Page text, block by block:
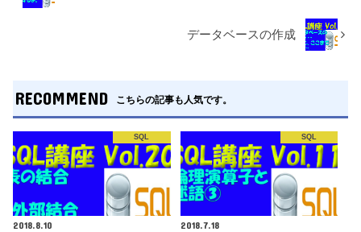
データベースの作成
RECOMMEND こちらの記事も人気です。
SQL
2018.8.10
SQL
2018.7.18